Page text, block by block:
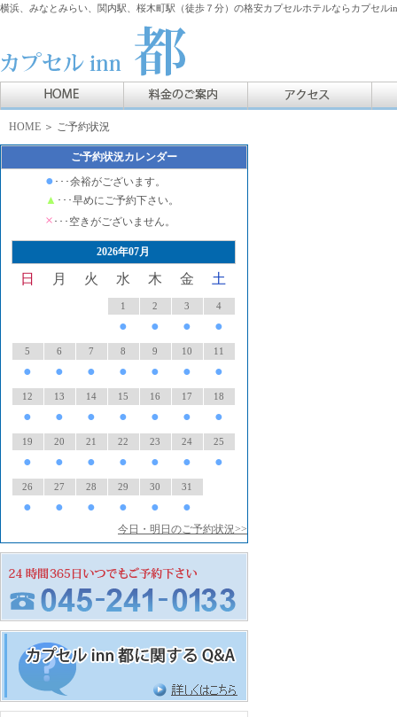
横浜、みなとみらい、関内駅、桜木町駅（徒歩７分）の格安カプセルホテルならカプセル
HOME ＞ ご予約状況
ご予約状況カレンダー
● ･･･余裕がございます。
▲ ･･･早めにご予約下さい。
× ･･･空きがございません。
2026年07月
日 月 火 水 木 金 土
1
●
2
●
3
●
4
●
5
●
6
●
7
●
8
●
9
●
10
●
11
●
12
●
13
●
14
●
15
●
16
●
17
●
18
●
19
●
20
●
21
●
22
●
23
●
24
●
25
●
26
●
27
●
28
●
29
●
30
●
31
●
今日・明日のご予約状況>>